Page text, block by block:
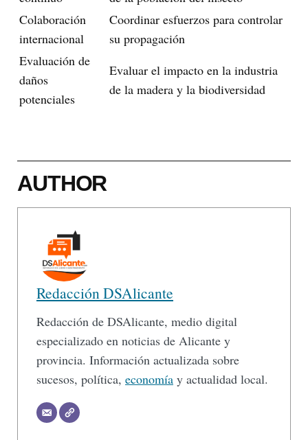
Colaboración
internacional
Coordinar esfuerzos para controlar
su propagación
Evaluación de
daños
potenciales
Evaluar el impacto en la industria
de la madera y la biodiversidad
AUTHOR
Redacción DSAlicante
Redacción de DSAlicante, medio digital
especializado en noticias de Alicante y
provincia. Información actualizada sobre
sucesos, política, economía y actualidad local.